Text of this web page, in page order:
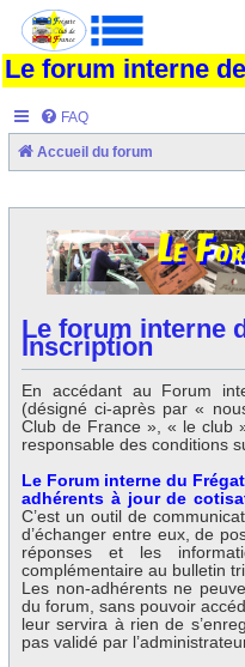
Le forum interne
FAQ
Accueil du forum
Le forum interne
Inscription
En accédant au Forum
(désigné ci-après par «
Club de France », « le club
responsable des conditions
Le Forum interne du
adhérents à jour de
C’est un outil de
d’échanger entre eux, de
réponses et les
complémentaire au bulletin
Les non-adhérents ne
du forum, sans pouvoir
leur servira à rien de
pas validé par